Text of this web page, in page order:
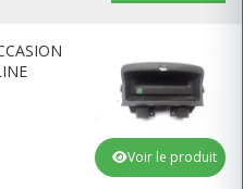
Voir le produit